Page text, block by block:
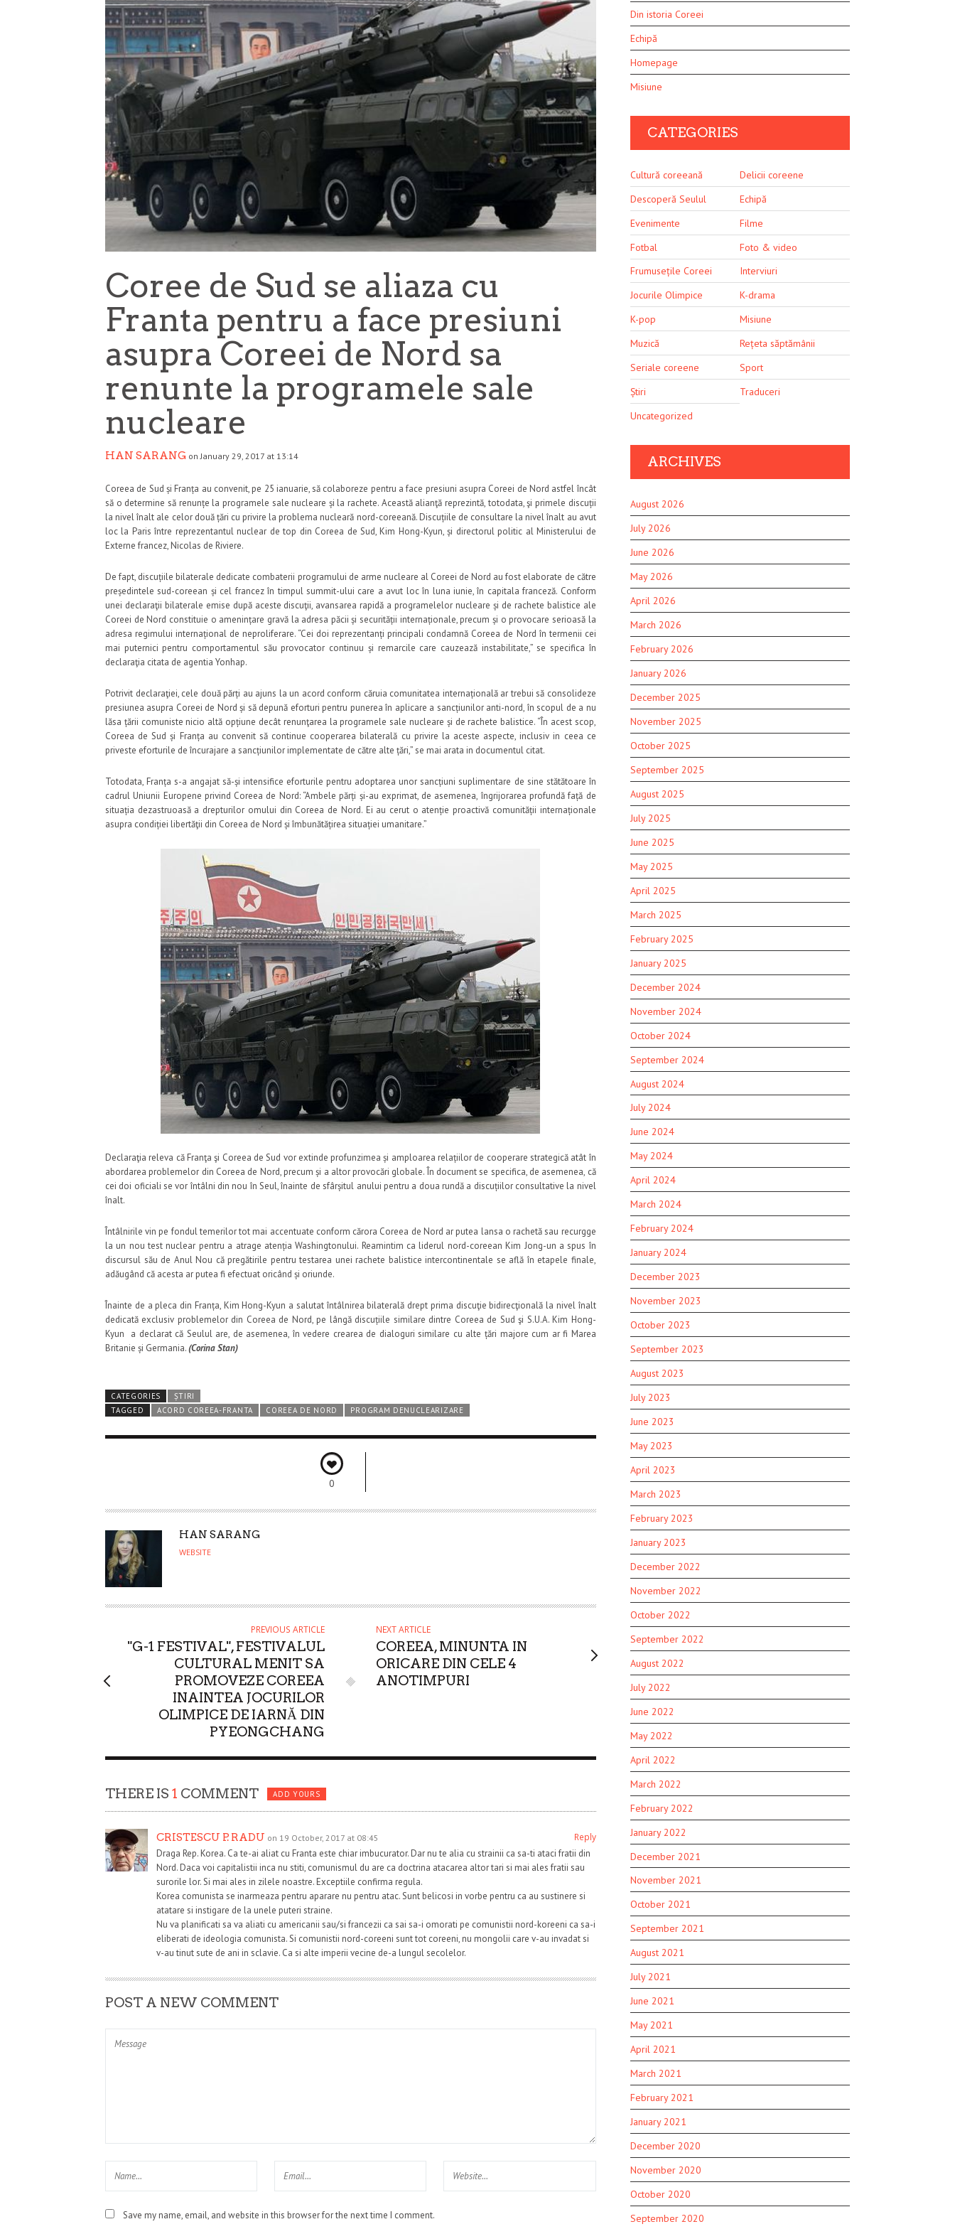
Coree de Sud se aliaza cu
Franta pentru a face presiuni
asupra Coreei de Nord sa
renunte la programele sale
nucleare
HAN SARANG on January 29, 2017 at 13:14
Coreea de Sud și Franța au convenit, pe 25 ianuarie, să colaboreze pentru a face presiuni asupra Coreei de Nord astfel încât
să o determine să renunțe la programele sale nucleare și la rachete. Această alianţă reprezintă, totodata, şi primele discuții
la nivel înalt ale celor două țări cu privire la problema nucleară nord-coreeană. Discuțiile de consultare la nivel înalt au avut
loc la Paris între reprezentantul nuclear de top din Coreea de Sud, Kim Hong-Kyun, și directorul politic al Ministerului de
Externe francez, Nicolas de Riviere.
De fapt, discuțiile bilaterale dedicate combaterii programului de arme nucleare al Coreei de Nord au fost elaborate de către
președintele sud-coreean și cel francez în timpul summit-ului care a avut loc în luna iunie, în capitala franceză. Conform
unei declaraţii bilaterale emise după aceste discuţii, avansarea rapidă a programelelor nucleare și de rachete balistice ale
Coreei de Nord constituie o amenințare gravă la adresa păcii și securității internaționale, precum și o provocare serioasă la
adresa regimului internațional de neproliferare. “Cei doi reprezentanți principali condamnă Coreea de Nord în termenii cei
mai puternici pentru comportamentul său provocator continuu și remarcile care cauzează instabilitate,” se specifica în
declaraţia citata de agentia Yonhap.
Potrivit declaraţiei, cele două părți au ajuns la un acord conform căruia comunitatea internațională ar trebui să consolideze
presiunea asupra Coreei de Nord și să depună eforturi pentru punerea în aplicare a sancțiunilor anti-nord, în scopul de a nu
lăsa țării comuniste nicio altă opțiune decât renunţarea la programele sale nucleare și de rachete balistice. “În acest scop,
Coreea de Sud și Franța au convenit să continue cooperarea bilaterală cu privire la aceste aspecte, inclusiv in ceea ce
priveste eforturile de încurajare a sancțiunilor implementate de către alte țări,” se mai arata in documentul citat.
Totodata, Franța s-a angajat să-și intensifice eforturile pentru adoptarea unor sancțiuni suplimentare de sine stătătoare în
cadrul Uniunii Europene privind Coreea de Nord: “Ambele părți și-au exprimat, de asemenea, îngrijorarea profundă față de
situația dezastruoasă a drepturilor omului din Coreea de Nord. Ei au cerut o atenție proactivă comunității internaționale
asupra condiției libertăţii din Coreea de Nord și îmbunătățirea situației umanitare.”
Declaraţia releva că Franţa şi Coreea de Sud vor extinde profunzimea și amploarea relațiilor de cooperare strategică atât în
abordarea problemelor din Coreea de Nord, precum și a altor provocări globale. În document se specifica, de asemenea, că
cei doi oficiali se vor întâlni din nou în Seul, înainte de sfârșitul anului pentru a doua rundă a discuțiilor consultative la nivel
înalt.
Întâlnirile vin pe fondul temerilor tot mai accentuate conform cărora Coreea de Nord ar putea lansa o rachetă sau recurgge
la un nou test nuclear pentru a atrage atenția Washingtonului. Reamintim ca liderul nord-coreean Kim Jong-un a spus în
discursul său de Anul Nou că pregătirile pentru testarea unei rachete balistice intercontinentale se află în etapele finale,
adăugând că acesta ar putea fi efectuat oricând și oriunde.
Înainte de a pleca din Franța, Kim Hong-Kyun a salutat întâlnirea bilaterală drept prima discuţie bidirecţională la nivel înalt
dedicată exclusiv problemelor din Coreea de Nord, pe lângă discuțiile similare dintre Coreea de Sud şi S.U.A. Kim Hong-
Kyun a declarat că Seulul are, de asemenea, în vedere crearea de dialoguri similare cu alte țări majore cum ar fi Marea
Britanie și Germania.(Corina Stan)
CATEGORIES
ȘTIRI
TAGGED
ACORD COREEA-FRANTA COREEA DE NORD PROGRAM DENUCLEARIZARE
0
A
U
O
HAN SARANG
WEBSITE
PREVIOUS ARTICLE
"G-1 FESTIVAL", FESTIVALUL
CULTURAL MENIT SA
PROMOVEZE COREEA
INAINTEA JOCURILOR
OLIMPICE DE IARNĂ DIN
PYEONGCHANG
NEXT ARTICLE
COREEA, MINUNTA IN
ORICARE DIN CELE 4
ANOTIMPURI
THERE IS 1 COMMENT ADD YOURS
CRISTESCU P. RADU on 19 October, 2017 at 08:45
Reply
Draga Rep. Korea. Ca te-ai aliat cu Franta este chiar imbucurator. Dar nu te alia cu strainii ca sa-ti ataci fratii din
Nord. Daca voi capitalistii inca nu stiti, comunismul du are ca doctrina atacarea altor tari si mai ales fratii sau
surorile lor. Si mai ales in zilele noastre. Exceptiile confirma regula.
Korea comunista se inarmeaza pentru aparare nu pentru atac. Sunt belicosi in vorbe pentru ca au sustinere si
atatare si instigare de la unele puteri straine.
Nu va planificati sa va aliati cu americanii sau/si francezii ca sai sa-i omorati pe comunistii nord-koreeni ca sa-i
eliberati de ideologia comunista. Si comunistii nord-coreeni sunt tot coreeni, nu mongolii care v-au invadat si
v-au tinut sute de ani in sclavie. Ca si alte imperii vecine de-a lungul secolelor.
POST A NEW COMMENT
Save my name, email, and website in this browser for the next time I comment.
Din istoria Coreei
Echipă
Homepage
Misiune
CATEGORIES
Cultură coreeană
Delicii coreene
Descoperă Seulul
Echipă
Evenimente
Filme
Fotbal
Foto & video
Frumusețile Coreei
Interviuri
Jocurile Olimpice
K-drama
K-pop
Misiune
Muzică
Rețeta săptămânii
Seriale coreene
Sport
Știri
Traduceri
Uncategorized
ARCHIVES
August 2026
July 2026
June 2026
May 2026
April 2026
March 2026
February 2026
January 2026
December 2025
November 2025
October 2025
September 2025
August 2025
July 2025
June 2025
May 2025
April 2025
March 2025
February 2025
January 2025
December 2024
November 2024
October 2024
September 2024
August 2024
July 2024
June 2024
May 2024
April 2024
March 2024
February 2024
January 2024
December 2023
November 2023
October 2023
September 2023
August 2023
July 2023
June 2023
May 2023
April 2023
March 2023
February 2023
January 2023
December 2022
November 2022
October 2022
September 2022
August 2022
July 2022
June 2022
May 2022
April 2022
March 2022
February 2022
January 2022
December 2021
November 2021
October 2021
September 2021
August 2021
July 2021
June 2021
May 2021
April 2021
March 2021
February 2021
January 2021
December 2020
November 2020
October 2020
September 2020